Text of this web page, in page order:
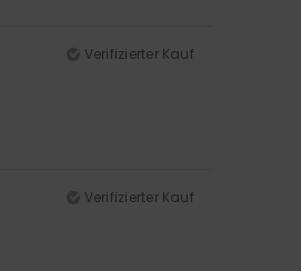
Verifizierter Kauf
Verifizierter Kauf